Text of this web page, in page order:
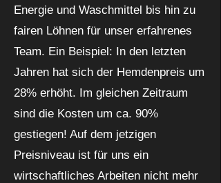
Energie und Waschmittel bis hin zu
fairen Löhnen für unser erfahrenes
Team. Ein Beispiel: In den letzten
Jahren hat sich der Hemdenpreis um
28% erhöht. Im gleichen Zeitraum
sind die Kosten um ca. 90%
gestiegen! Auf dem jetzigen
Preisniveau ist für uns ein
wirtschaftliches Arbeiten nicht mehr